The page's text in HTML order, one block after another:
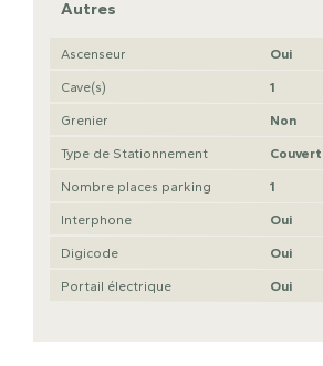
Autres
Ascenseur Oui
Cave(s) 1
Grenier Non
Type de Stationnement Couvert
Nombre places parking 1
Interphone Oui
Digicode Oui
Portail électrique Oui